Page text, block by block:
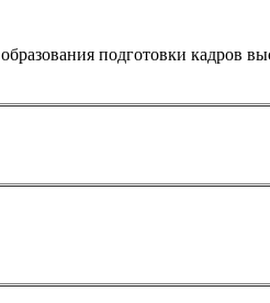
подготовки кадров